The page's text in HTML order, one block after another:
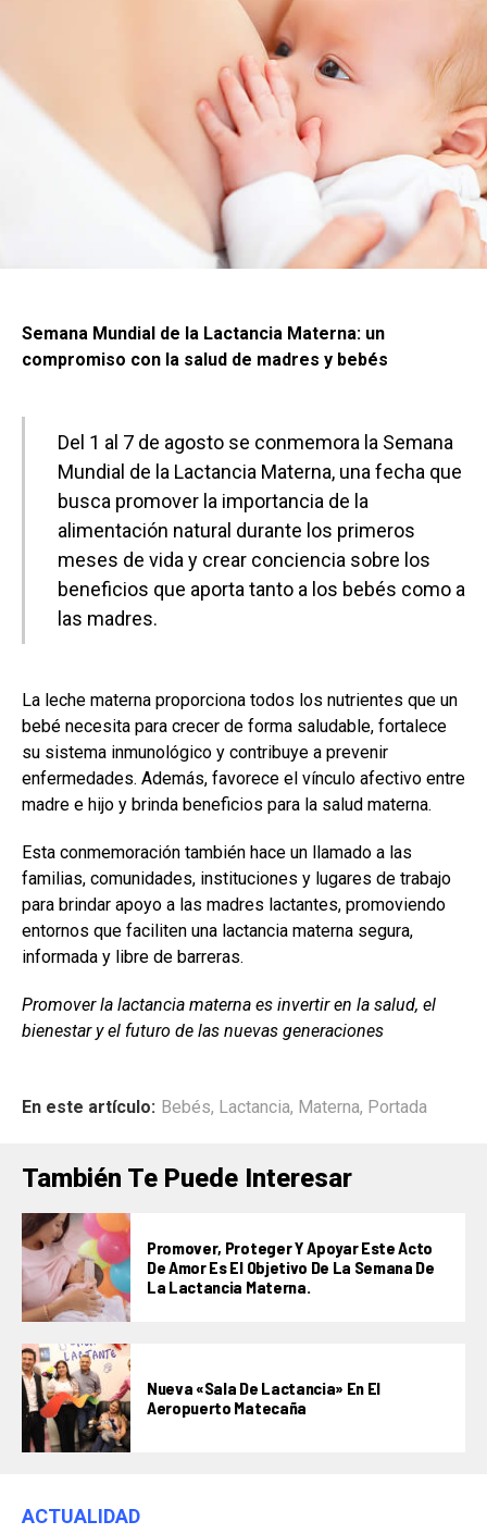
Semana Mundial de la Lactancia Materna: un
compromiso con la salud de madres y bebés
Del 1 al 7 de agosto se conmemora la Semana
Mundial de la Lactancia Materna, una fecha que
busca promover la importancia de la
alimentación natural durante los primeros
meses de vida y crear conciencia sobre los
beneficios que aporta tanto a los bebés como a
las madres.
La leche materna proporciona todos los nutrientes que un
bebé necesita para crecer de forma saludable, fortalece
su sistema inmunológico y contribuye a prevenir
enfermedades. Además, favorece el vínculo afectivo entre
madre e hijo y brinda beneficios para la salud materna.
Esta conmemoración también hace un llamado a las
familias, comunidades, instituciones y lugares de trabajo
para brindar apoyo a las madres lactantes, promoviendo
entornos que faciliten una lactancia materna segura,
informada y libre de barreras.
Promover la lactancia materna es invertir en la salud, el
bienestar y el futuro de las nuevas generaciones
En este artículo: Bebés, Lactancia, Materna, Portada
También Te Puede Interesar
Promover, Proteger Y Apoyar Este Acto
De Amor Es El Objetivo De La Semana De
La Lactancia Materna.
Nueva «Sala De Lactancia» En El
Aeropuerto Matecaña
ACTUALIDAD